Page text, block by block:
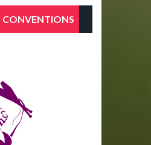
CONVENTIONS